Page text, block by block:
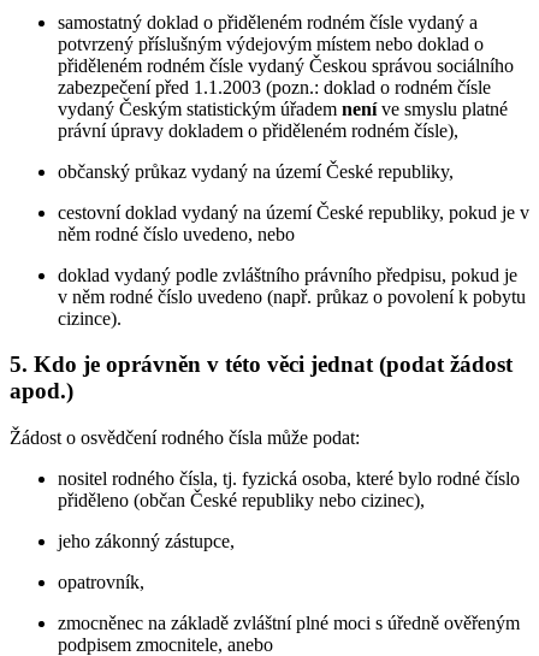
samostatný doklad o přiděleném rodném čísle vydaný a
potvrzený příslušným výdejovým místem nebo doklad o
přiděleném rodném čísle vydaný Českou správou sociálního
zabezpečení před 1.1.2003 (pozn.: doklad o rodném čísle
vydaný Českým statistickým úřadem neníve smyslu platné
právní úpravy dokladem o přiděleném rodném čísle),
občanský průkaz vydaný na území České republiky,
cestovní doklad vydaný na území České republiky, pokud je v
něm rodné číslo uvedeno, nebo
doklad vydaný podle zvláštního právního předpisu, pokud je
v něm rodné číslo uvedeno (např. průkaz o povolení k pobytu
cizince).
5. Kdo je oprávněn v této věci jednat (podat žádost
apod.)
Žádost o osvědčení rodného čísla může podat:
nositel rodného čísla, tj. fyzická osoba, které bylo rodné číslo
přiděleno (občan České republiky nebo cizinec),
jeho zákonný zástupce,
opatrovník,
zmocněnec na základě zvláštní plné moci s úředně ověřeným
podpisem zmocnitele, anebo